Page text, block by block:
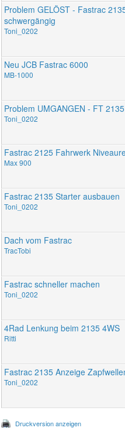
Problem GELÖST - Fastrac
schwergängig
Toni_0202
Neu JCB Fastrac 6000
MB-1000
Problem UMGANGEN - FT
Toni_0202
Fastrac 2125 Fahrwerk
Max 900
Fastrac 2135 Starter ausbauen
Toni_0202
Dach vom Fastrac
TracTobi
Fastrac schneller machen
Toni_0202
4Rad Lenkung beim 2135 4WS
Ritti
Fastrac 2135 Anzeige
Toni_0202
Druckversion anzeigen